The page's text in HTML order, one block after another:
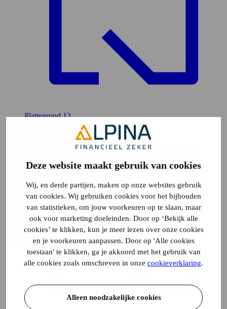
Deze website maakt gebruik van cookies
Wij, en derde partijen, maken op onze websites gebruik
van cookies. Wij gebruiken cookies voor het bijhouden
van statistieken, om jouw voorkeuren op te slaan, maar
ook voor marketing doeleinden. Door op ‘Bekijk alle
cookies’ te klikken, kun je meer lezen over onze cookies
en je voorkeuren aanpassen. Door op 'Alle cookies
toestaan' te klikken, ga je akkoord met het gebruik van
alle cookies zoals omschreven in onze cookieverklaring.
Alleen noodzakelijke cookies
Plattegrond12